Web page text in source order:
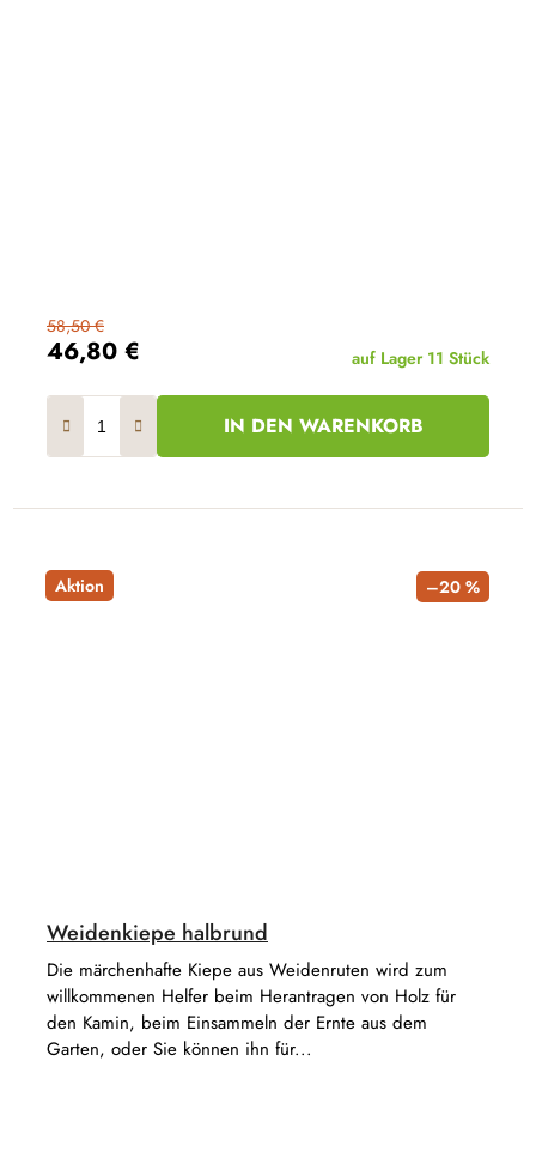
46,80 €
58,50 €
auf Lager 11 Stück
IN DEN WARENKORB
Aktion –20 %
Weidenkiepe halbrund
Die märchenhafte Kiepe aus Weidenruten wird zum
willkommenen Helfer beim Herantragen von Holz für
den Kamin, beim Einsammeln der Ernte aus dem
Garten, oder Sie können ihn für...